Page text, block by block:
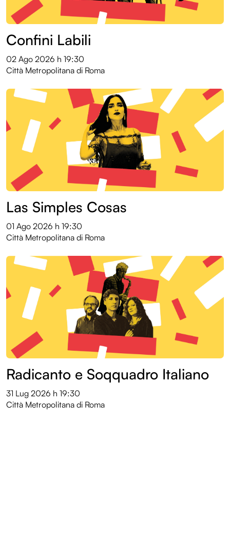
Confini Labili
02 Ago 2026 h 19:30
Città Metropolitana di Roma
Las Simples Cosas
01 Ago 2026 h 19:30
Città Metropolitana di Roma
Radicanto e Soqquadro Italiano
31 Lug 2026 h 19:30
Città Metropolitana di Roma